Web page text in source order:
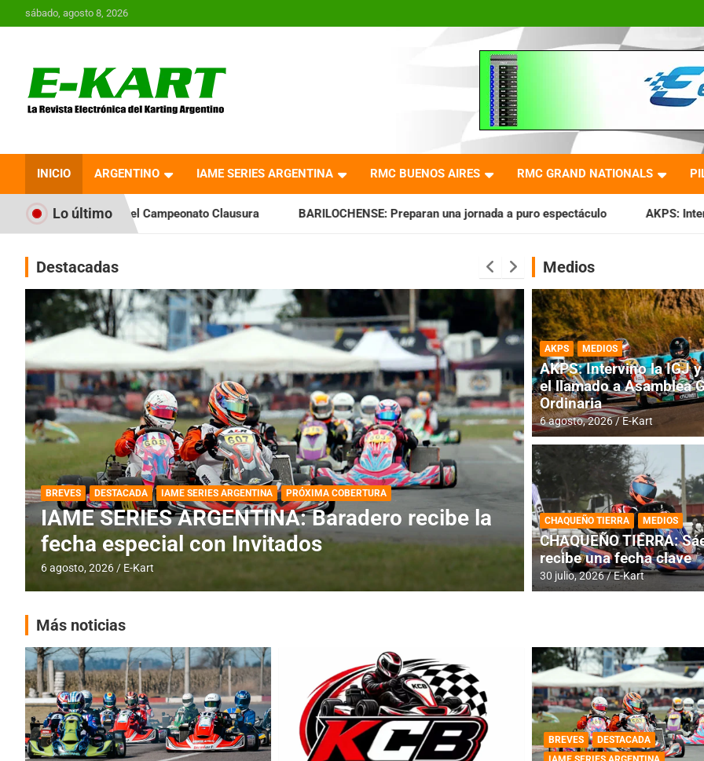
al
sábado, agosto 8, 2026
Revista Electrónica del
Karting en Argentina
INICIO ARGENTINO IAME SERIES ARGENTINA RMC BUENOS AIRES RMC GRAND NATIONALS
Lo último
Clausura BARILOCHENSE: Preparan una jornada a puro espectáculo AKPS: Intervino la IGJ y oficializó
Destacadas
DESTACADA IAME SERIES ARGENTINA
IAME SERIES ARGENTINA: Horarios para la
fecha con Invitados
4 agosto, 2026 E-Kart
DESTACADA INFORME CENTRAL
RMC BUENOS
histórica en
4 agosto, 2026 E-Kart
Medios
AKPS MEDIOS
AKPS: Intervino la IGJ
el llamado a Asamblea
Ordinaria
6 agosto, 2026 E-Kart
CHAQUEÑO TIERRA MEDIOS
CHAQUEÑO TIERRA:
recibe una fecha clave
30 julio, 2026 E-Kart
Más noticias
BREVES
DESTACADA